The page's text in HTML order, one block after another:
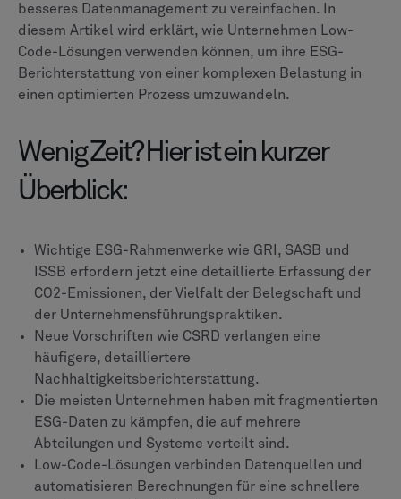
besseres Datenmanagement zu vereinfachen. In
diesem Artikel wird erklärt, wie Unternehmen Low-
Code-Lösungen verwenden können, um ihre ESG-
Berichterstattung von einer komplexen Belastung in
einen optimierten Prozess umzuwandeln.
Wenig Zeit? Hier ist ein kurzer
Überblick:
Wichtige ESG-Rahmenwerke wie GRI, SASB und
ISSB erfordern jetzt eine detaillierte Erfassung der
CO2-Emissionen, der Vielfalt der Belegschaft und
der Unternehmensführungspraktiken.
Neue Vorschriften wie CSRD verlangen eine
häufigere, detailliertere
Nachhaltigkeitsberichterstattung.
Die meisten Unternehmen haben mit fragmentierten
ESG-Daten zu kämpfen, die auf mehrere
Abteilungen und Systeme verteilt sind.
Low-Code-Lösungen verbinden Datenquellen und
automatisieren Berechnungen für eine schnellere